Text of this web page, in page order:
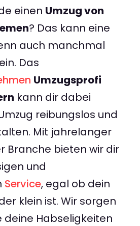
einen Umzug von
? Das kann eine
auch manchmal
Das
Umzugsprofi
kann dir dabei
reibungslos und
Mit jahrelanger
Branche bieten wir dir
und
Service, egal ob dein
klein ist. Wir sorgen
deine Habseligkeiten